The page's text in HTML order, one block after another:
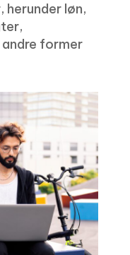
herunder løn,
former